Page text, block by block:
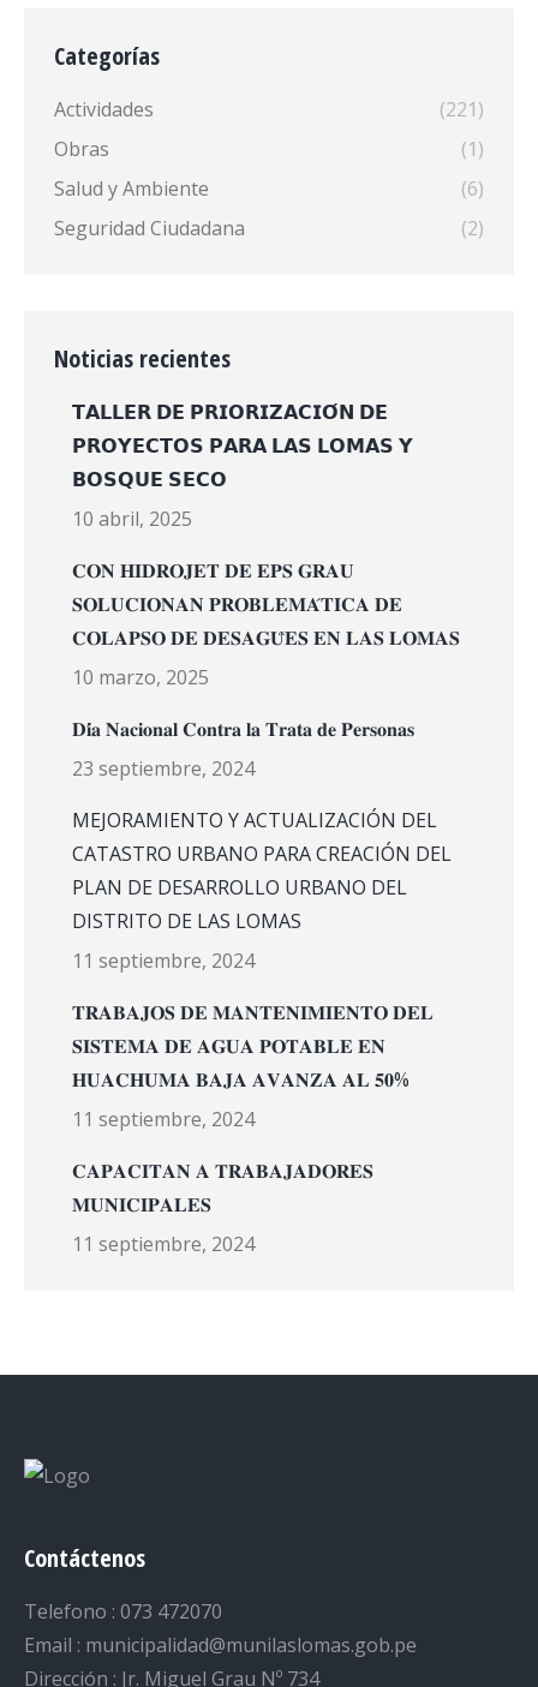
Categorías
Actividades
(221)
Obras
(1)
Salud y Ambiente
(6)
Seguridad Ciudadana
(2)
Noticias recientes
𝗧𝗔𝗟𝗟𝗘𝗥 𝗗𝗘 𝗣𝗥𝗜𝗢𝗥𝗜𝗭𝗔𝗖𝗜𝗢́𝗡 𝗗𝗘
𝗣𝗥𝗢𝗬𝗘𝗖𝗧𝗢𝗦 𝗣𝗔𝗥𝗔 𝗟𝗔𝗦 𝗟𝗢𝗠𝗔𝗦 𝗬
𝗕𝗢𝗦𝗤𝗨𝗘 𝗦𝗘𝗖𝗢
10 abril, 2025
𝐂𝐎𝐍 𝐇𝐈𝐃𝐑𝐎𝐉𝐄𝐓 𝐃𝐄 𝐄𝐏𝐒 𝐆𝐑𝐀𝐔
𝐒𝐎𝐋𝐔𝐂𝐈𝐎𝐍𝐀𝐍 𝐏𝐑𝐎𝐁𝐋𝐄𝐌𝐀́𝐓𝐈𝐂𝐀 𝐃𝐄
𝐂𝐎𝐋𝐀𝐏𝐒𝐎 𝐃𝐄 𝐃𝐄𝐒𝐀𝐆𝐔̈𝐄𝐒 𝐄𝐍 𝐋𝐀𝐒 𝐋𝐎𝐌𝐀𝐒
10 marzo, 2025
𝐃𝐢́𝐚 𝐍𝐚𝐜𝐢𝐨𝐧𝐚𝐥 𝐂𝐨𝐧𝐭𝐫𝐚 𝐥𝐚 𝐓𝐫𝐚𝐭𝐚 𝐝𝐞 𝐏𝐞𝐫𝐬𝐨𝐧𝐚𝐬
23 septiembre, 2024
MEJORAMIENTO Y ACTUALIZACIÓN DEL
CATASTRO URBANO PARA CREACIÓN DEL
PLAN DE DESARROLLO URBANO DEL
DISTRITO DE LAS LOMAS
11 septiembre, 2024
𝐓𝐑𝐀𝐁𝐀𝐉𝐎𝐒 𝐃𝐄 𝐌𝐀𝐍𝐓𝐄𝐍𝐈𝐌𝐈𝐄𝐍𝐓𝐎 𝐃𝐄𝐋
𝐒𝐈𝐒𝐓𝐄𝐌𝐀 𝐃𝐄 𝐀𝐆𝐔𝐀 𝐏𝐎𝐓𝐀𝐁𝐋𝐄 𝐄𝐍
𝐇𝐔𝐀𝐂𝐇𝐔𝐌𝐀 𝐁𝐀𝐉𝐀 𝐀𝐕𝐀𝐍𝐙𝐀 𝐀𝐋 𝟓𝟎%
11 septiembre, 2024
𝐂𝐀𝐏𝐀𝐂𝐈𝐓𝐀𝐍 𝐀 𝐓𝐑𝐀𝐁𝐀𝐉𝐀𝐃𝐎𝐑𝐄𝐒
𝐌𝐔𝐍𝐈𝐂𝐈𝐏𝐀𝐋𝐄𝐒
11 septiembre, 2024
Contáctenos
Telefono : 073 472070
Email : municipalidad@munilaslomas.gob.pe
Dirección : Jr. Miguel Grau Nº 734